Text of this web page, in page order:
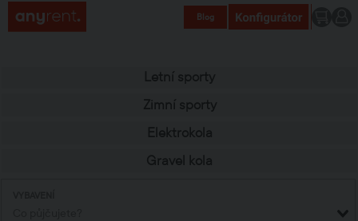
Blog
Letní sporty
Zimní sporty
Elektrokola
Gravel kola